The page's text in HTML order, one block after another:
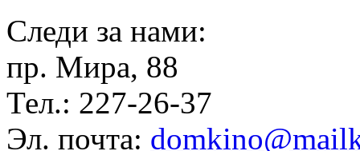
Следи за нами:
пр. Мира, 88
Тел.: 227-26-37
Эл. почта: